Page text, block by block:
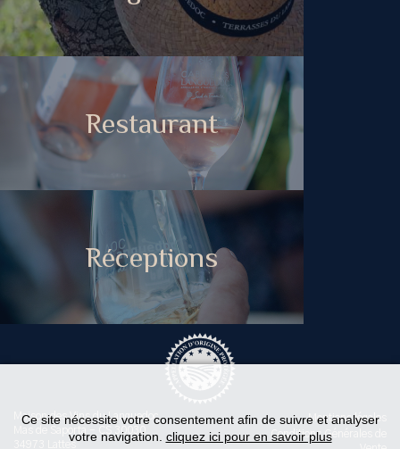
Restaurant
Réceptions
Maison des Vins du Languedoc
Mas de Saporta - CS 30030
Mentions légales
Conditions Générales de
Ce site nécessite votre consentement afin de suivre et analyser
votre navigation. cliquez ici pour en savoir plus